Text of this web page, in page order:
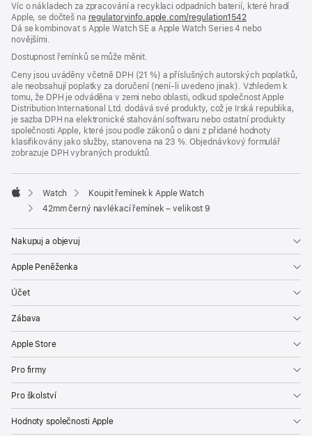
v novém
okně)
Víc o nákladech za zpracování a recyklaci odpadních baterií, které hradí
Apple, se dočteš na regulatoryinfo.apple.com/regulation1542(otevře
se
Dá se kombinovat s Apple Watch SE a Apple Watch Series 4 nebo
novějšími.
Dostupnost řemínků se může měnit.
Ceny jsou uváděny včetně DPH (21 %) a příslušných autorských poplatků,
ale neobsahují poplatky za doručení (není-li uvedeno jinak). Vzhledem k
tomu, že DPH je odváděna v zemi nebo oblasti, odkud společnost Apple
Distribution International Ltd. dodává své produkty, což je Irská republika,
je sazba DPH na elektronické stahování softwaru nebo ostatní produkty
společnosti Apple, které jsou podle zákonů o dani z přidané hodnoty
klasifikovány jako služby, stanovena na 23 %. Objednávkový formulář
zobrazuje DPH vybraných produktů.
Apple
Watch
Koupit řemínek k Apple Watch
42mm černý navlékací řemínek – velikost 9
Nakupuj a objevuj
Apple Peněženka
Účet
Zábava
Apple Store
Pro firmy
Pro školství
Hodnoty společnosti Apple